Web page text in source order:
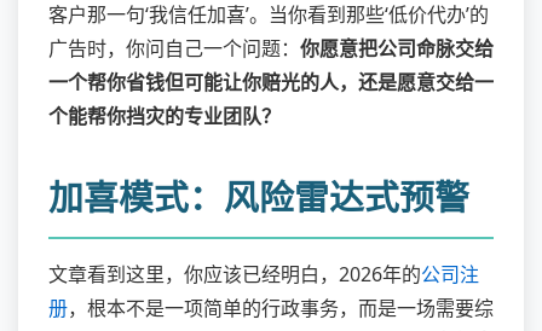
客户那一句‘我信任加喜’。当你看到那些‘低价代办’的
广告时，你问自己一个问题： 你愿意把公司命脉交给
一个帮你省钱但可能让你赔光的人，还是愿意交给一
个能帮你挡灾的专业团队？
加喜模式：风险雷达式预警
文章看到这里，你应该已经明白，2026年的公司注
册，根本不是一项简单的行政事务，而是一场需要综